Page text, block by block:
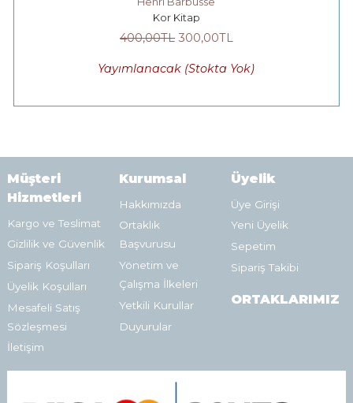
Kor Kitap
400,00TL 300,00TL
Yayımlanacak (Stokta Yok)
Müşteri
Hizmetleri
Kargo ve Teslimat
Gizlilik ve Güvenlik
Sipariş Koşulları
Üyelik Koşulları
Mesafeli Satış
Sözleşmesi
İletişim
Kurumsal
Hakkımızda
Ortaklık
Başvurusu
Yönetim ve
Çalışma İlkeleri
Yetkili Kurullar
Duyurular
Üyelik
Üye Girişi
Yeni Üyelik
Sepetim
Sipariş Takibi
ORTAKLARIMIZ